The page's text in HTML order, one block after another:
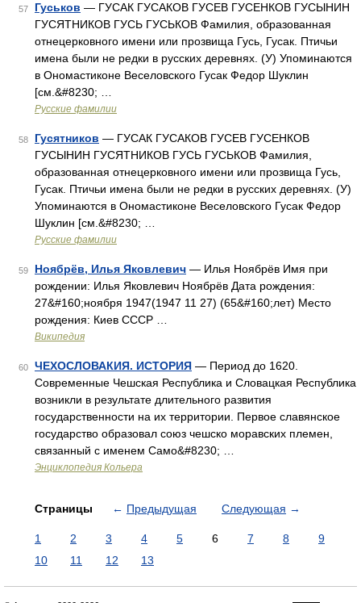
57 Гуськов — ГУСАК ГУСАКОВ ГУСЕВ ГУСЕНКОВ ГУСЫНИН
ГУСЯТНИКОВ ГУСЬ ГУСЬКОВ Фамилия, образованная
отнецерковного имени или прозвища Гусь, Гусак. Птичьи
имена были не редки в русских деревнях. (У) Упоминаются
в Ономастиконе Веселовского Гусак Федор Шуклин
[см.&#8230; …
Русские фамилии
58 Гусятников — ГУСАК ГУСАКОВ ГУСЕВ ГУСЕНКОВ
ГУСЫНИН ГУСЯТНИКОВ ГУСЬ ГУСЬКОВ Фамилия,
образованная отнецерковного имени или прозвища Гусь,
Гусак. Птичьи имена были не редки в русских деревнях. (У)
Упоминаются в Ономастиконе Веселовского Гусак Федор
Шуклин [см.&#8230; …
Русские фамилии
59 Ноябрёв, Илья Яковлевич — Илья Ноябрёв Имя при
рождении: Илья Яковлевич Ноябрёв Дата рождения:
27&#160;ноября 1947(1947 11 27) (65&#160;лет) Место
рождения: Киев СССР …
Википедия
60 ЧЕХОСЛОВАКИЯ. ИСТОРИЯ — Период до 1620.
Современные Чешская Республика и Словацкая Республика
возникли в результате длительного развития
государственности на их территории. Первое славянское
государство образовал союз чешско моравских племен,
связанный с именем Само&#8230; …
Энциклопедия Кольера
Страницы ← Предыдущая Следующая →
1 2 3 4 5 6 7 8
9
10
11 12 13